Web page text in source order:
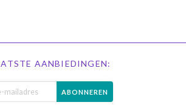
AANBIEDINGEN:
ABONNEREN